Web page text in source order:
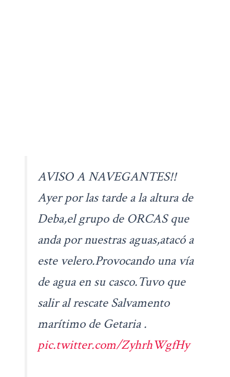
AVISO A NAVEGANTES!!
Ayer por las tarde a la altura de
Deba,el grupo de ORCAS que
anda por nuestras aguas,atacó a
este velero.Provocando una vía
de agua en su casco.Tuvo que
salir al rescate Salvamento
marítimo de Getaria .
pic.twitter.com/ZyhrhWgfHy